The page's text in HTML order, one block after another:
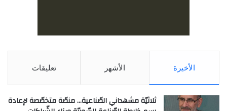
الأخيرة الأشهر تعليقات
ثلاثيّة مشهداني الصّناعية… منصّة متخصّصة لإعادة